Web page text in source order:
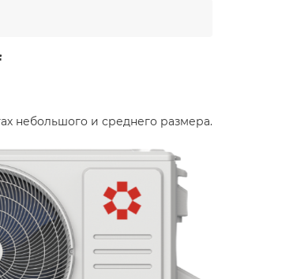
небольшого и среднего размера.​